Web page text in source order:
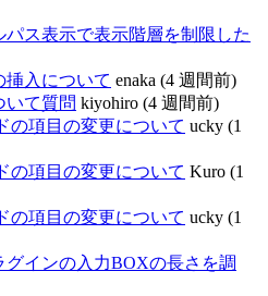
ス表示で表示階層を制限した
挿入について enaka (4 週間前)
いて質問 kiyohiro (4 週間前)
の項目の変更について ucky (1
の項目の変更について Kuro (1
の項目の変更について ucky (1
グインの入力BOXの長さを調